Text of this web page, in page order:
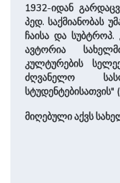
1932-იდან
პედ. საქმიანობას
ჩაისა და სუბტროპ.
ავტორია
კულტურების
ძღვანე­ლო
სტუდენტებისათვის"
მიღებული აქვს